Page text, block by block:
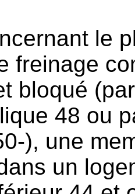
le
freinage
bloqué
48 ou
), une
un